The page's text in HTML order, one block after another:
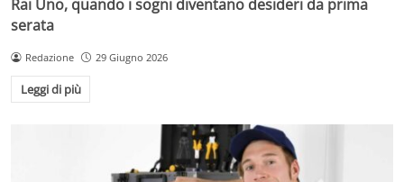
Rai Uno, quando i sogni diventano desideri da prima
serata
Redazione 29 Giugno 2026
Leggi di più